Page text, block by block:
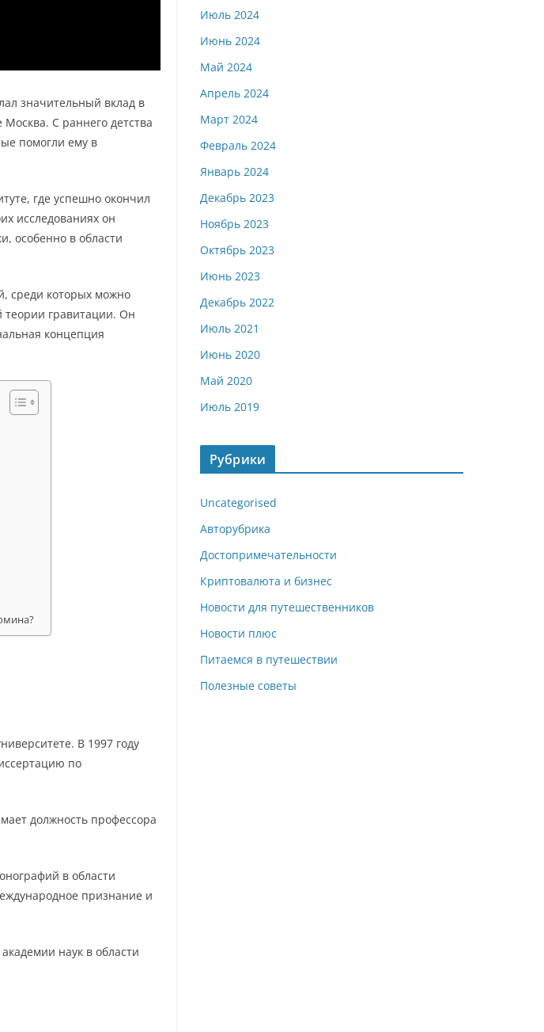
значительный вклад в
Москва. С раннего детства
помогли ему в
где успешно окончил
исследованиях он
особенно в области
среди которых можно
теории гравитации. Он
концепция
В 1997 году
по
должность профессора
в области
признание и
наук в области
Июль 2024
Июнь 2024
Май 2024
Апрель 2024
Март 2024
Февраль 2024
Январь 2024
Декабрь 2023
Ноябрь 2023
Октябрь 2023
Июнь 2023
Декабрь 2022
Июль 2021
Июнь 2020
Май 2020
Июль 2019
Рубрики
Uncategorised
Авторубрика
Достопримечательности
Криптовалюта и бизнес
Новости для путешественников
Новости плюс
Питаемся в путешествии
Полезные советы